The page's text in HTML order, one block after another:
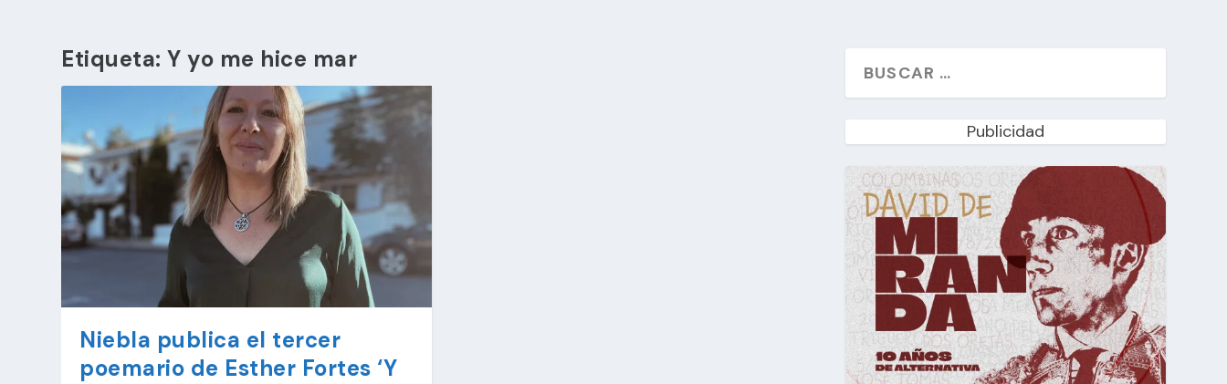
Etiqueta:Y yo me hice mar
Niebla publica el tercer
poemario de Esther Fortes ‘Y
Publicidad